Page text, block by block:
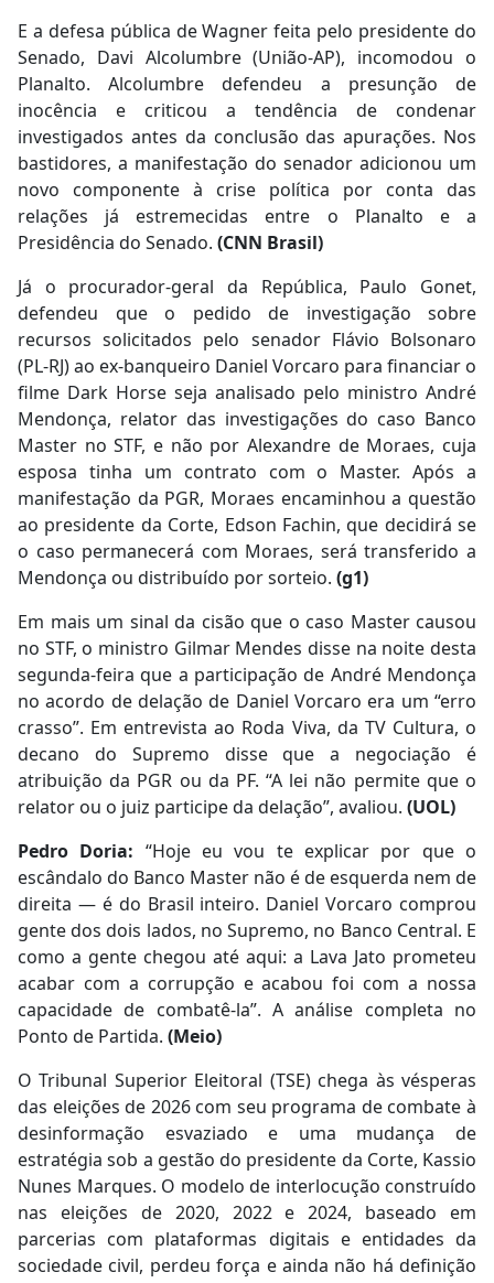
E a defesa pública de Wagner feita pelo presidente do
Senado, Davi Alcolumbre (União-AP), incomodou o
Planalto. Alcolumbre defendeu a presunção de
inocência e criticou a tendência de condenar
investigados antes da conclusão das apurações. Nos
bastidores, a manifestação do senador adicionou um
novo componente à crise política por conta das
relações já estremecidas entre o Planalto e a
Presidência do Senado. (CNN Brasil)
Já o procurador-geral da República, Paulo Gonet,
defendeu que o pedido de investigação sobre
recursos solicitados pelo senador Flávio Bolsonaro
(PL-RJ) ao ex-banqueiro Daniel Vorcaro para financiar o
filme Dark Horse seja analisado pelo ministro André
Mendonça, relator das investigações do caso Banco
Master no STF, e não por Alexandre de Moraes, cuja
esposa tinha um contrato com o Master. Após a
manifestação da PGR, Moraes encaminhou a questão
ao presidente da Corte, Edson Fachin, que decidirá se
o caso permanecerá com Moraes, será transferido a
Mendonça ou distribuído por sorteio. (g1)
Em mais um sinal da cisão que o caso Master causou
no STF, o ministro Gilmar Mendes disse na noite desta
segunda-feira que a participação de André Mendonça
no acordo de delação de Daniel Vorcaro era um “erro
crasso”. Em entrevista ao Roda Viva, da TV Cultura, o
decano do Supremo disse que a negociação é
atribuição da PGR ou da PF. “A lei não permite que o
relator ou o juiz participe da delação”, avaliou. (UOL)
Pedro Doria: “Hoje eu vou te explicar por que o
escândalo do Banco Master não é de esquerda nem de
direita — é do Brasil inteiro. Daniel Vorcaro comprou
gente dos dois lados, no Supremo, no Banco Central. E
como a gente chegou até aqui: a Lava Jato prometeu
acabar com a corrupção e acabou foi com a nossa
capacidade de combatê-la”. A análise completa no
Ponto de Partida. (Meio)
O Tribunal Superior Eleitoral (TSE) chega às vésperas
das eleições de 2026 com seu programa de combate à
desinformação esvaziado e uma mudança de
estratégia sob a gestão do presidente da Corte, Kassio
Nunes Marques. O modelo de interlocução construído
nas eleições de 2020, 2022 e 2024, baseado em
parcerias com plataformas digitais e entidades da
sociedade civil, perdeu força e ainda não há definição